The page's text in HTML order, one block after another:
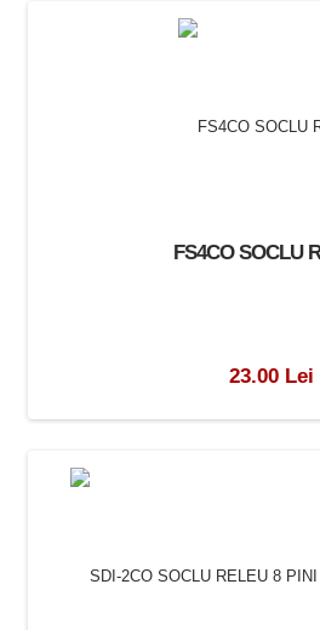
14FF-2Z-C2 SOCLU RELEU
FS4CO SOCLU
23.00 Lei